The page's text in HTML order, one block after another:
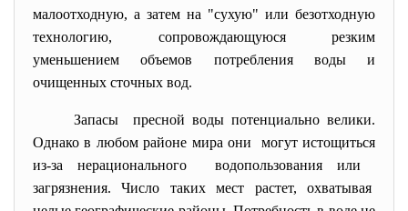
малоотходную, а затем на "сухую" или безотходную
технологию, сопровождающуюся резким
уменьшением объемов потребления воды и
очищенных сточных вод.
Запасы пресной воды потенциально велики.
Однако в любом районе мира они могут истощиться
из-за нерационального водопользования или
загрязнения. Число таких мест растет, охватывая